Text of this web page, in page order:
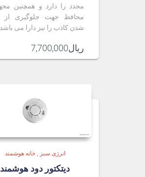
مجدد را دارد و همچنین
محافظ جهت جلوگیری از
شدن کاذب را نیز دارا می باشد.
ریال7,700,000
انرژی سبز ,خانه هوشمند
دیتکتور دود هوشمند